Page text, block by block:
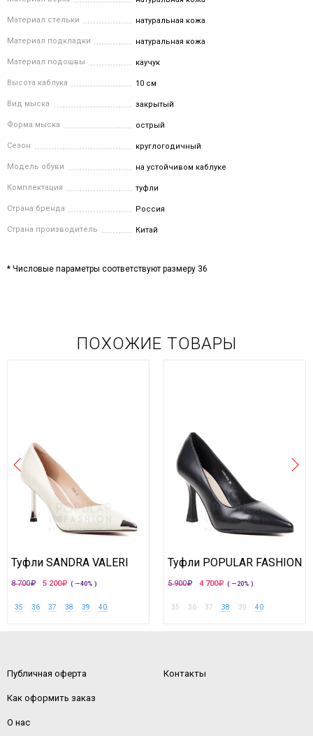
Материал стельки натуральная кожа
Материал подкладки натуральная кожа
Материал подошвы каучук
Высота каблука 10 см
Вид мыска закрытый
Форма мыска острый
Сезон круглогодичный
Модель обуви на устойчивом каблуке
Комплектация туфли
Страна бренда Россия
Страна производитель Китай
* Числовые параметры соответствуют размеру 36
ПОХОЖИЕ ТОВАРЫ
Туфли SANDRA VALERI
8 700 5 200 ( —40% )
35 36 37 38 39 40
Туфли POPULAR FASHION
5 900 4 700 ( —20% )
35 36 37 38 39 40
Публичная оферта
Как оформить заказ
О нас
Контакты